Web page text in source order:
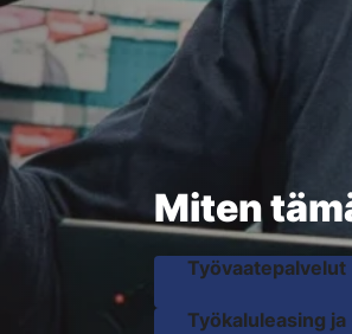
Miten
Työvaatepalvelut
Työkaluleasing